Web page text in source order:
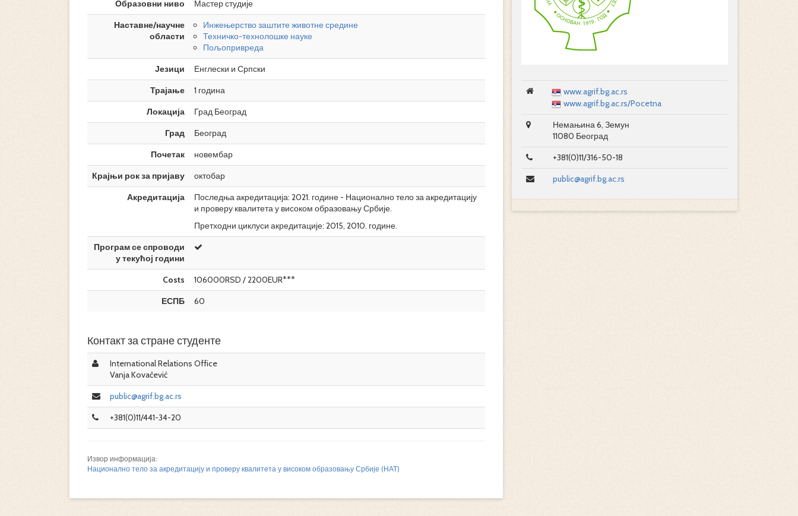
Образовни ниво
Мастер студије
Наставне/научне
области
Инжењерство заштите животне средине
Техничко-технолошке науке
Пољопривреда
Језици
Енглески и Српски
Трајање
1 година
Локација
Град Београд
Град
Београд
Почетак
новембар
Крајњи рок за пријаву
октобар
Акредитација
Последња акредитација: 2021. године - Национално тело за акредитацију
и проверу квалитета у високом образовању Србије.
Претходни циклуси акредитације: 2015, 2010. године.
Програм се спроводи
у текућој години
Costs
106000RSD / 2200EUR***
ЕСПБ
60
Контакт за стране студенте
International Relations Office
Vanja Kovačević
public@agrif.bg.ac.rs
+381(0)11/441-34-20
Извор информација:
Национално тело за акредитацију и проверу квалитета у високом образовању Србије (НАТ)
www.agrif.bg.ac.rs
www.agrif.bg.ac.rs/Pocetna
Немањина 6, Земун
11080 Београд
+381(0)11/316-50-18
public@agrif.bg.ac.rs